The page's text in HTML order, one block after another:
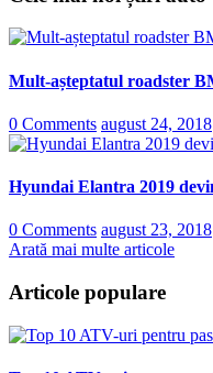
Mult-așteptatul roadster
0 Comments august 24, 2018
Hyundai Elantra 2019
0 Comments august 23, 2018
Arată mai multe articole
Articole populare